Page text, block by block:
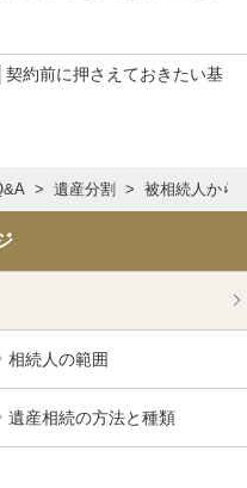
約前に押さえておきたい基
遺産分割 被相続人から
相続人の範囲
遺産相続の方法と種類